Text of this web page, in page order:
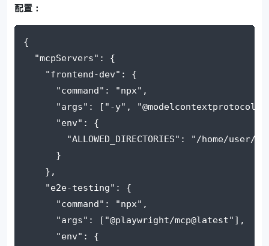
配置：
{
"mcpServers" : {
"frontend-dev" : {
"command" : "npx" ,
"args" : [ "-y" ,
"env" : {
"ALLOWED_DIRECTORIES" :
"/home/user/
}
},
"e2e-testing" : {
"command" : "npx" ,
"args" : [ "@playwright/mcp@latest" ],
"env" : {